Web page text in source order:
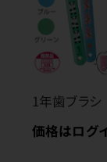
1年歯ブラ
価格はログ